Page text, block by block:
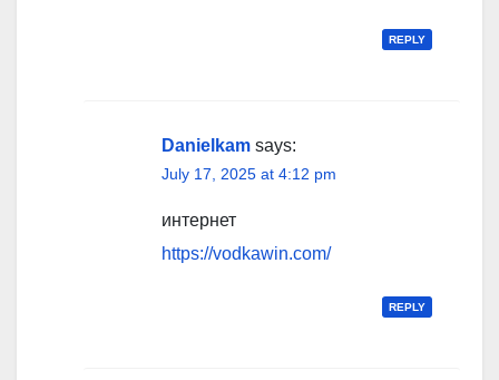
REPLY
Danielkam says:
July 17, 2025 at 4:12 pm
интернет
https://vodkawin.com/
REPLY